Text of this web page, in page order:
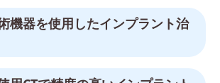
機器を使用したインプラント治